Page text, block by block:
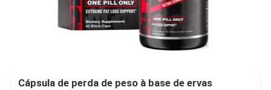
Cápsula de perda de peso à base de ervas